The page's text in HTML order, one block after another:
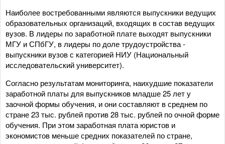
Наиболее востребованными являются выпускники ведущих
образовательных организаций, входящих в состав ведущих
вузов. В лидеры по заработной плате выходят выпускники
МГУ и СПбГУ, в лидеры по доле трудоустройства -
выпускники вузов с категорией НИУ (Национальный
исследовательский университет).
Согласно результатам мониторинга, наихудшие показатели
заработной платы для выпускников младше 25 лет у
заочной формы обучения, и они составляют в среднем по
стране 23 тыс. рублей против 28 тыс. рублей по очной форме
обучения. При этом заработная плата юристов и
экономистов меньше средних показателей по стране,